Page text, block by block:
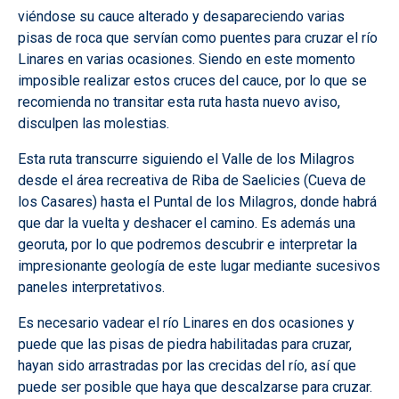
viéndose su cauce alterado y desapareciendo varias
pisas de roca que servían como puentes para cruzar el río
Linares en varias ocasiones. Siendo en este momento
imposible realizar estos cruces del cauce, por lo que se
recomienda no transitar esta ruta hasta nuevo aviso,
disculpen las molestias.
Esta ruta transcurre siguiendo el Valle de los Milagros
desde el área recreativa de Riba de Saelicies (Cueva de
los Casares) hasta el Puntal de los Milagros, donde habrá
que dar la vuelta y deshacer el camino. Es además una
georuta, por lo que podremos descubrir e interpretar la
impresionante geología de este lugar mediante sucesivos
paneles interpretativos.
Es necesario vadear el río Linares en dos ocasiones y
puede que las pisas de piedra habilitadas para cruzar,
hayan sido arrastradas por las crecidas del río, así que
puede ser posible que haya que descalzarse para cruzar.